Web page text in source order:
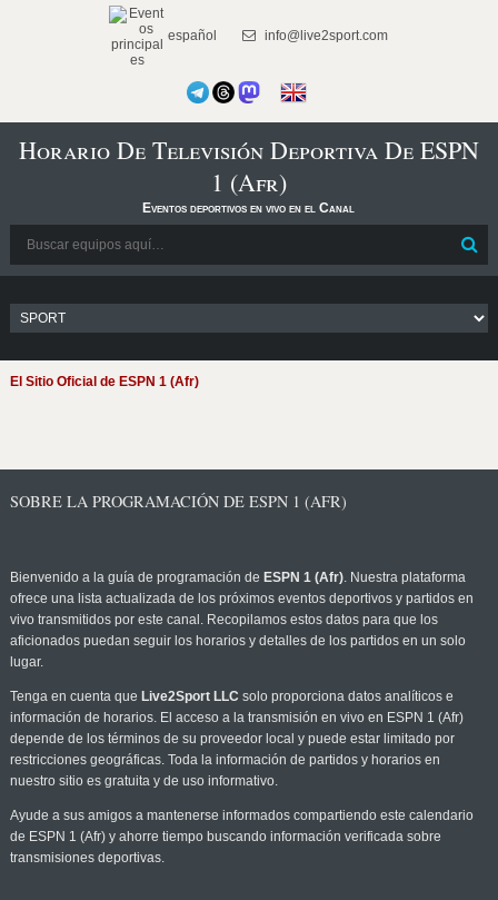
español info@live2sport.com
Horario De Televisión Deportiva De ESPN
1 (Afr)
Eventos deportivos en vivo en el Canal
El Sitio Oficial de ESPN 1 (Afr)
SOBRE LA PROGRAMACIÓN DE ESPN 1 (AFR)
Bienvenido a la guía de programación de ESPN 1 (Afr). Nuestra plataforma
ofrece una lista actualizada de los próximos eventos deportivos y partidos en
vivo transmitidos por este canal. Recopilamos estos datos para que los
aficionados puedan seguir los horarios y detalles de los partidos en un solo
lugar.
Tenga en cuenta que Live2Sport LLC solo proporciona datos analíticos e
información de horarios. El acceso a la transmisión en vivo en ESPN 1 (Afr)
depende de los términos de su proveedor local y puede estar limitado por
restricciones geográficas. Toda la información de partidos y horarios en
nuestro sitio es gratuita y de uso informativo.
Ayude a sus amigos a mantenerse informados compartiendo este calendario
de ESPN 1 (Afr) y ahorre tiempo buscando información verificada sobre
transmisiones deportivas.